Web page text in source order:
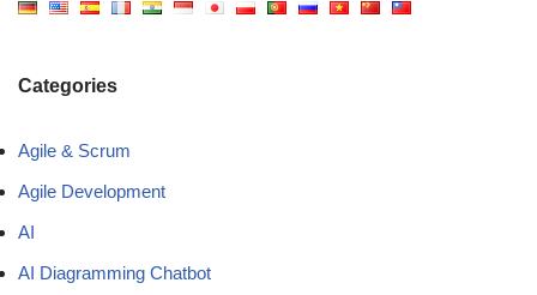
Categories
Agile & Scrum
Agile Development
AI
AI Diagramming Chatbot